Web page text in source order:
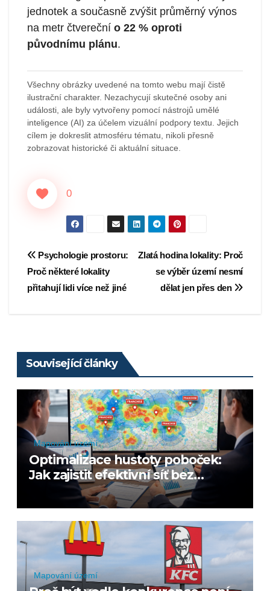
jednotek a současně zvýšit průměrný výnos
na metr čtvereční o 22 % oproti
původnímu plánu.
Všechny obrázky uvedené na tomto webu mají čistě
ilustrační charakter. Nezachycují skutečné osoby ani
události, ale byly vytvořeny pomocí nástrojů umělé
inteligence (AI) za účelem vizuální podpory textu. Jejich
cílem je dokreslit atmosféru tématu, nikoli přesně
zobrazovat historické či aktuální situace.
0
Navigace
pro
Zlatá hodina lokality: Proč
se výběr území nesmí
dělat jen přes den
Psychologie prostoru:
Proč některé lokality
přitahují lidi více než jiné
Související články
Mapování území
Optimalizace hustoty poboček:
Jak zajistit efektivní síť bez
kanibalizace
Mapování území